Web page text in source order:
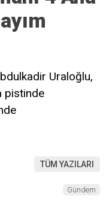
Uraloğlu,
pistinde
TÜM YAZILARI
Gündem